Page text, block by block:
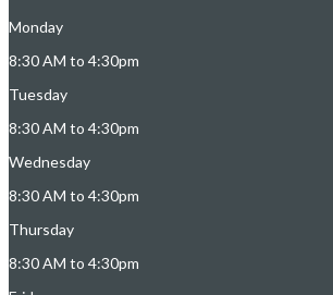
Monday
8:30 AM to 4:30pm
Tuesday
8:30 AM to 4:30pm
Wednesday
8:30 AM to 4:30pm
Thursday
8:30 AM to 4:30pm